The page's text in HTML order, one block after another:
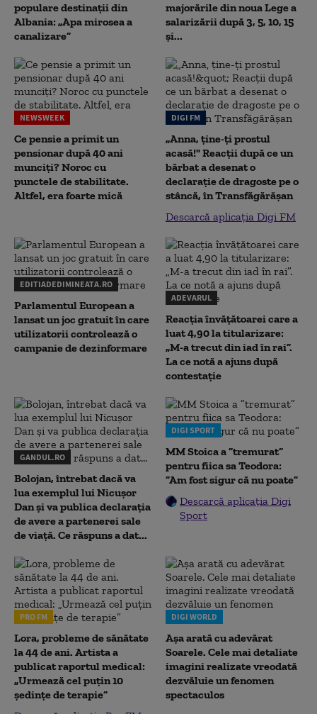
populare destinații din
Albania: „Apa mirosea a
canalizare”
majorările din noua Lege a
salarizării după 3, 5, 10, 15
și...
NEWSWEEK
Ce pensie a primit un
pensionar după 40 ani
munciți? Noroc cu
punctele de stabilitate.
Altfel, era foarte mică
DIGI FM
„Anna, ţine-ţi prostul
acasă!" Reacţii după ce un
bărbat a desenat o
declaraţie de dragoste pe o
stâncă, în Transfăgărăşan
Descarcă aplicația Digi FM
EDITIADEDIMINEATA.RO
Parlamentul European a
lansat un joc gratuit în care
utilizatorii controlează o
campanie de dezinformare
ADEVARUL
Reacția învățătoarei care a
luat 4,90 la titularizare:
„M-a trecut din iad în rai”.
La ce notă a ajuns după
contestație
GANDUL.RO
Bolojan, întrebat dacă va
lua exemplul lui Nicușor
Dan și va publica declarația
de avere a partenerei sale
de viață. Ce răspuns a dat...
DIGI SPORT
MM Stoica a ”tremurat”
pentru fiica sa Teodora:
”Am fost sigur că nu poate”
Descarcă aplicația Digi
Sport
PRO FM
Lora, probleme de sănătate
la 44 de ani. Artista a
publicat raportul medical:
„Urmează cel puțin 10
ședințe de terapie”
DIGI WORLD
Așa arată cu adevărat
Soarele. Cele mai detaliate
imagini realizate vreodată
dezvăluie un fenomen
spectaculos